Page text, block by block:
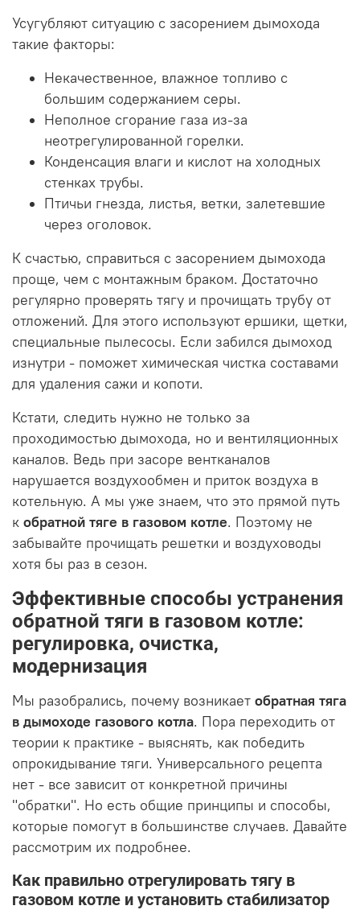
Усугубляют ситуацию с засорением дымохода
такие факторы:
Некачественное, влажное топливо с
большим содержанием серы.
Неполное сгорание газа из-за
неотрегулированной горелки.
Конденсация влаги и кислот на холодных
стенках трубы.
Птичьи гнезда, листья, ветки, залетевшие
через оголовок.
К счастью, справиться с засорением дымохода
проще, чем с монтажным браком. Достаточно
регулярно проверять тягу и прочищать трубу от
отложений. Для этого используют ершики, щетки,
специальные пылесосы. Если забился дымоход
изнутри - поможет химическая чистка составами
для удаления сажи и копоти.
Кстати, следить нужно не только за
проходимостью дымохода, но и вентиляционных
каналов. Ведь при засоре вентканалов
нарушается воздухообмен и приток воздуха в
котельную. А мы уже знаем, что это прямой путь
к обратной тяге в газовом котле. Поэтому не
забывайте прочищать решетки и воздуховоды
хотя бы раз в сезон.
Эффективные способы устранения
обратной тяги в газовом котле:
регулировка, очистка,
модернизация
Мы разобрались, почему возникает обратная тяга
в дымоходе газового котла. Пора переходить от
теории к практике - выяснять, как победить
опрокидывание тяги. Универсального рецепта
нет - все зависит от конкретной причины
"обратки". Но есть общие принципы и способы,
которые помогут в большинстве случаев. Давайте
рассмотрим их подробнее.
Как правильно отрегулировать тягу в
газовом котле и установить стабилизатор